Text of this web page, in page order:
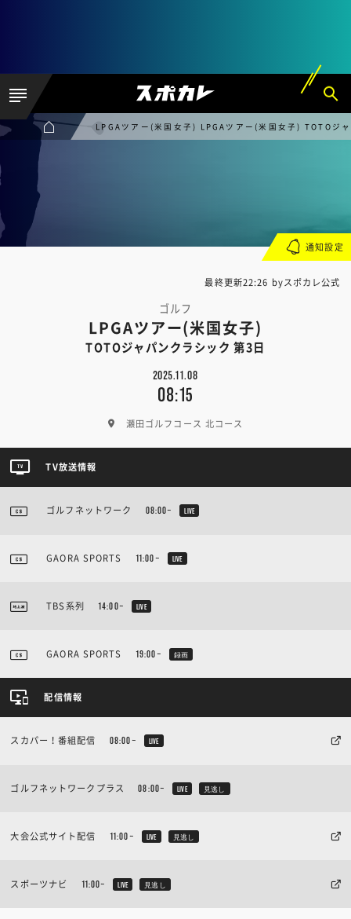
LPGAツアー(米国女子) LPGAツアー(米国女子) TOTOジ
最終更新22:26 byスポカレ公式
ゴルフ
LPGAツアー(米国女子)
TOTOジャパンクラシック 第3日
2025.11.08
08:15
瀬田ゴルフコース 北コース
通知設定
TV放送情報
ゴルフネットワーク 08:00~ LIVE
GAORA SPORTS 11:00~ LIVE
TBS系列 14:00~ LIVE
GAORA SPORTS 19:00~ 録画
配信情報
スカパー！番組配信 08:00~ LIVE
ゴルフネットワークプラス 08:00~ LIVE 見逃し
大会公式サイト配信 11:00~ LIVE 見逃し
スポーツナビ 11:00~ LIVE 見逃し